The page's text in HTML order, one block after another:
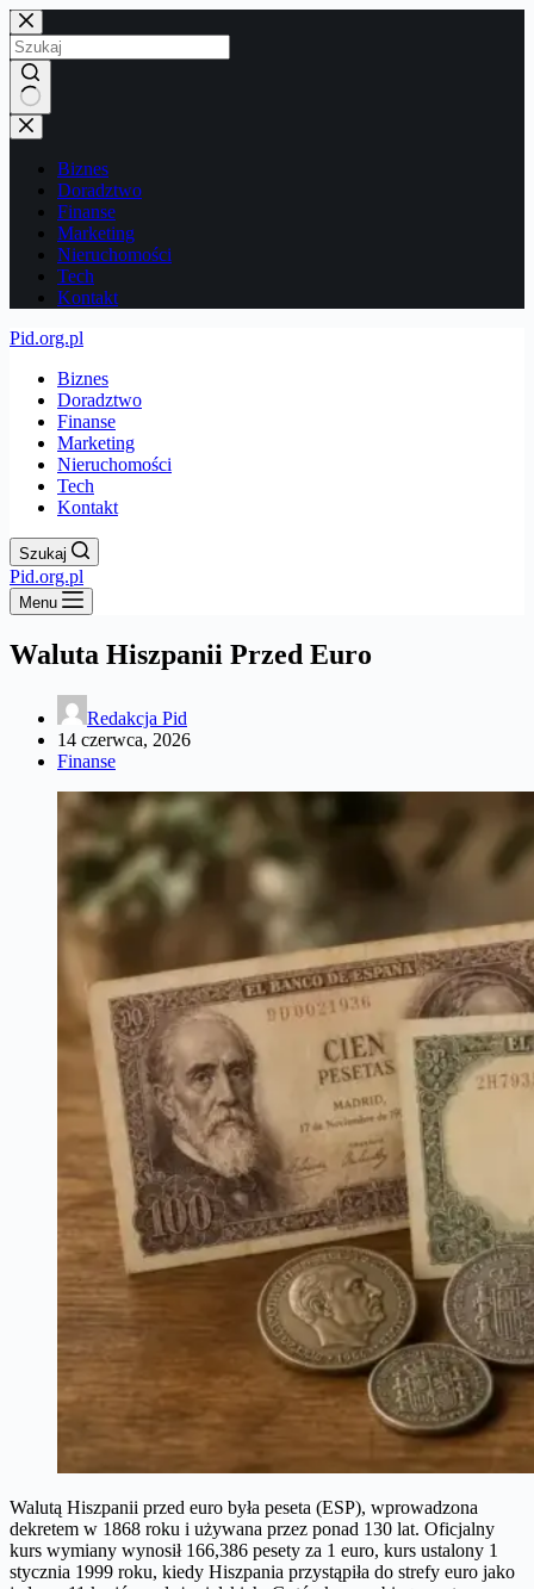
Przejdź
do
treści
Brak
wyników
Biznes
Doradztwo
Finanse
Marketing
Nieruchomości
Tech
Kontakt
Pid.org.pl
Biznes
Doradztwo
Finanse
Marketing
Nieruchomości
Tech
Kontakt
Szukaj
Pid.org.pl
Menu
Waluta Hiszpanii Przed Euro
Redakcja Pid
14 czerwca, 2026
Finanse
Walutą Hiszpanii przed euro była peseta (ESP), wprowadzona
dekretem w 1868 roku i używana przez ponad 130 lat. Oficjalny
kurs wymiany wynosił 166,386 pesety za 1 euro, kurs ustalony 1
stycznia 1999 roku, kiedy Hiszpania przystąpiła do strefy euro jako